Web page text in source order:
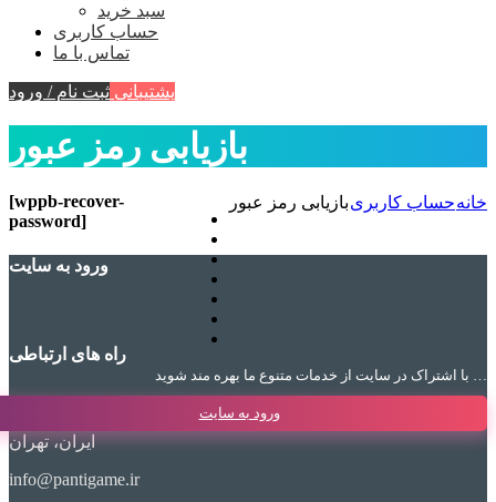
سبد خرید
حساب کاربری
تماس با ما
پشتیبانی ثبت نام / ورود
بازیابی رمز عبور
خانهحساب کاربریبازیابی رمز عبور
[wppb-recover-
password]
ورود به سایت
ورود به سایت
راه های ارتباطی
ایران، تهران
info@pantigame.ir